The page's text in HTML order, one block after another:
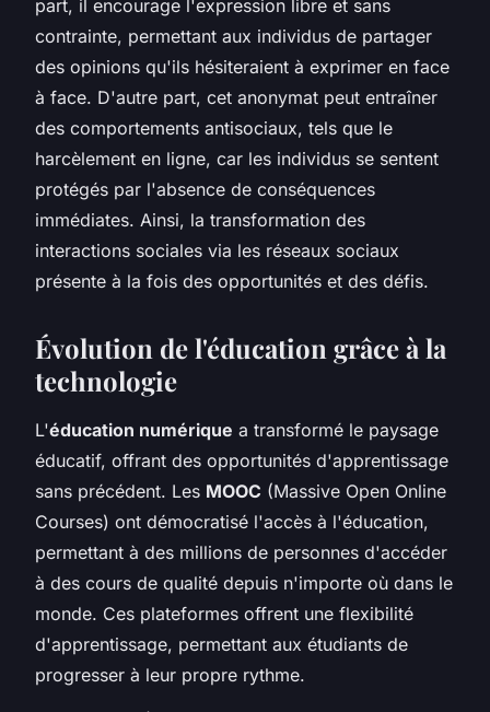
part, il encourage l'expression libre et sans
contrainte, permettant aux individus de partager
des opinions qu'ils hésiteraient à exprimer en face
à face. D'autre part, cet anonymat peut entraîner
des comportements antisociaux, tels que le
harcèlement en ligne, car les individus se sentent
protégés par l'absence de conséquences
immédiates. Ainsi, la transformation des
interactions sociales via les réseaux sociaux
présente à la fois des opportunités et des défis.
Évolution de l'éducation grâce à la
technologie
L'éducation numérique a transformé le paysage
éducatif, offrant des opportunités d'apprentissage
sans précédent. Les MOOC (Massive Open Online
Courses) ont démocratisé l'accès à l'éducation,
permettant à des millions de personnes d'accéder
à des cours de qualité depuis n'importe où dans le
monde. Ces plateformes offrent une flexibilité
d'apprentissage, permettant aux étudiants de
progresser à leur propre rythme.